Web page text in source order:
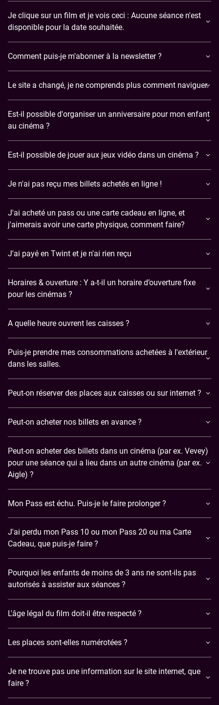
Je clique sur un film et je vois ceci : Aucune séance n'est
disponible pour la date souhaitée.
Comment puis-je m'abonner à la newsletter ?
Le site a changé, je ne comprends plus comment naviguer.
Est-il possible d'organiser un anniversaire pour mon enfant
au cinéma ?
Est-il possible de jouer aux jeux vidéo dans un cinéma ?
​Je n'ai pas reçu mes billets achetés en ligne !
J'ai acheté un pass ou une carte cadeau en ligne, et
j'aimerais avoir une carte physique, comment faire?
J'ai payé en Twint et je n'ai rien reçu
Horaires & ouverture : Y a-t-il un horaire d’ouverture fixe
pour les cinémas ?
A quelle heure ouvrent les caisses ?
Puis-je prendre mes consommations achetées à l'extérieur
dans les salles.
Peut-on réserver des places aux caisses ou sur internet ?
Peut-on acheter nos billets en avance ?
Peut-on acheter des billets dans un cinéma (par ex. Vevey)
pour une séance qui a lieu dans un autre cinéma (par ex.
Aigle) ?
Mon Pass est échu. Puis-je le faire prolonger ?
J'ai perdu mon Pass 10 ou mon Pass 20 ou ma Carte
Cadeau, que puis-je faire ?
Pourquoi les enfants de moins de 3 ans ne sont-ils pas
autorisés à assister aux séances ?
L'âge légal du film doit-il être respecté ?
Les places sont-elles numérotées ?
Je ne trouve pas une information sur le site internet, que
faire ?